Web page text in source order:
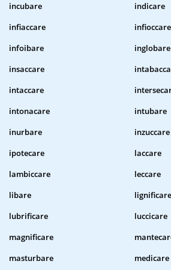
incubare
indicare
infiaccare
infioccare
infoibare
inglobare
insaccare
intaccare
intonacare
intubare
inurbare
inzuccare
ipotecare
laccare
lambiccare
leccare
libare
lignificare
lubrificare
luccicare
magnificare
masturbare
medicare